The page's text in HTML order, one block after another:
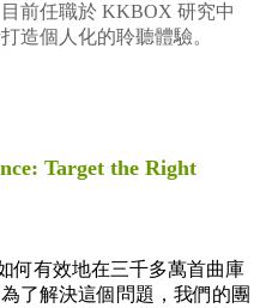
前任職於 KKBOX 研究中
造個人化的聆聽體驗。
Target the Right
何有效地在三千多萬首曲庫
了解決這個問題，我們的團